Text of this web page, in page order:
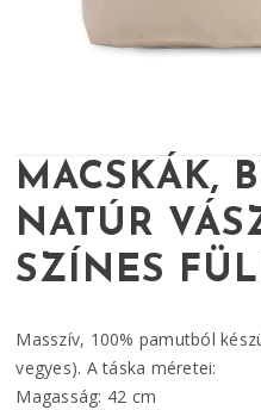
MACSKÁK,
NATÚR
SZÍNES
Masszív, 100% pamutból
vegyes). A táska méretei:
Magasság: 42 cm